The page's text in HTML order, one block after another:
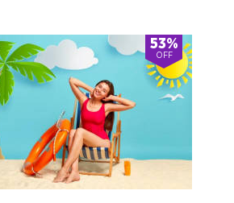
53%
OFF